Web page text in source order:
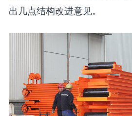
出几点结构改进意见。